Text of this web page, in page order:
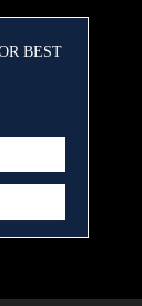
BEST